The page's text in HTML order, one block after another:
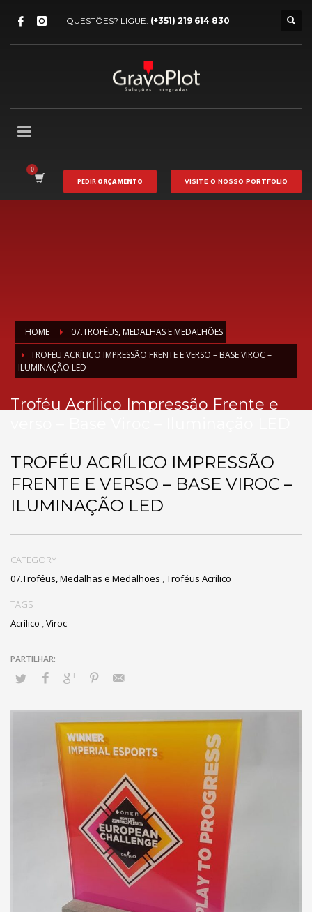
QUESTÕES? LIGUE: (+351) 219 614 830
PEDIR ORÇAMENTO VISITE O NOSSO PORTFOLIO
HOME
07.TROFÉUS, MEDALHAS E MEDALHÕES
TROFÉU ACRÍLICO IMPRESSÃO FRENTE E VERSO – BASE VIROC –
ILUMINAÇÃO LED
Troféu Acrílico Impressão Frente e
TROFÉU ACRÍLICO IMPRESSÃO
FRENTE E VERSO – BASE VIROC –
ILUMINAÇÃO LED
CATEGORY
07.Troféus, Medalhas e Medalhões ,Troféus Acrílico
TAGS
Acrílico ,Viroc